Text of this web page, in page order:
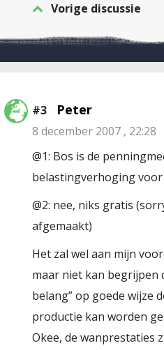
Vorige discussie
#3 Peter
8 december 2007 , 22:28
@1: Bos is de
belastingverhoging
@2: nee, niks gratis
afgemaakt)
Het zal wel aan mijn
maar niet kan begrijpen
belang” op goede wijze
productie kan worden
Okee, de wanprestaties